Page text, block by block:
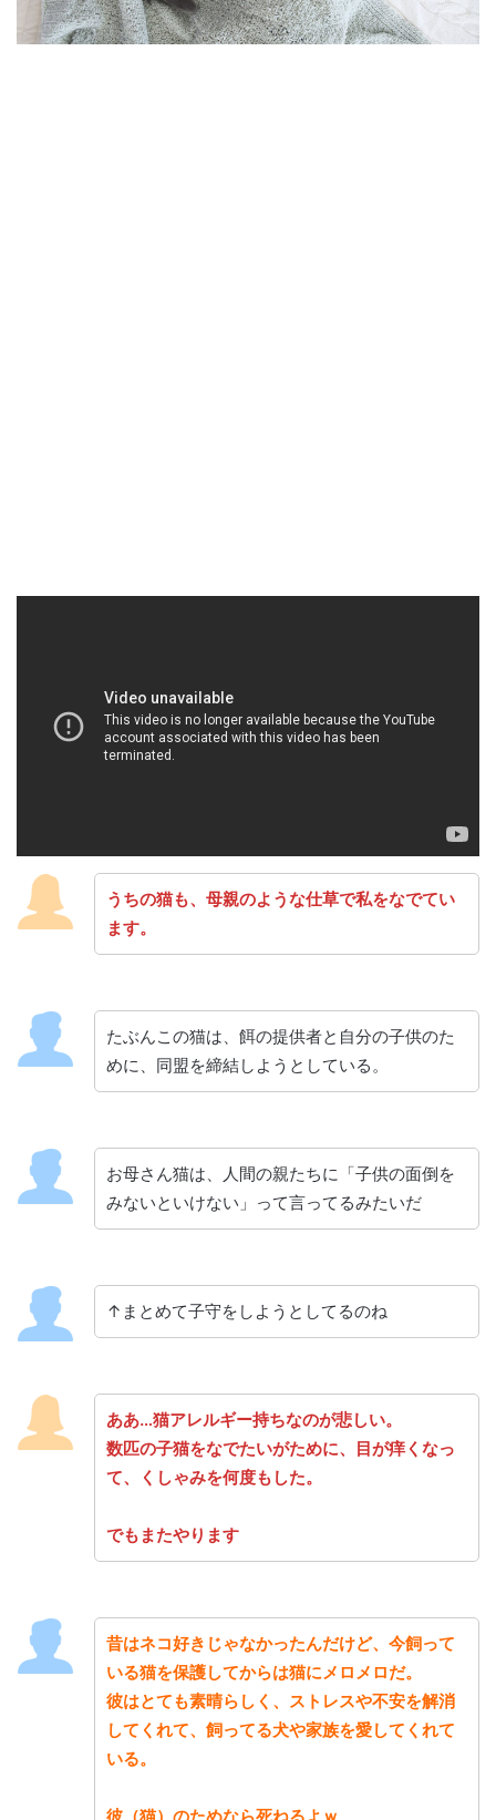
うちの猫も、母親のような仕草で私をなでてい
ます。
たぶんこの猫は、餌の提供者と自分の子供のた
めに、同盟を締結しようとしている。
お母さん猫は、人間の親たちに「子供の面倒を
みないといけない」って言ってるみたいだ
↑まとめて子守をしようとしてるのね
ああ…猫アレルギー持ちなのが悲しい。
数匹の子猫をなでたいがために、目が痒くなっ
て、くしゃみを何度もした。
でもまたやります
昔はネコ好きじゃなかったんだけど、今飼って
いる猫を保護してからは猫にメロメロだ。
彼はとても素晴らしく、ストレスや不安を解消
してくれて、飼ってる犬や家族を愛してくれて
いる。
彼（猫）のためなら死ねるよｗ